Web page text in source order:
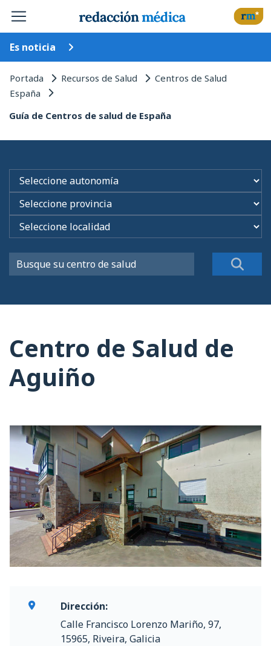
Es noticia
Portada Recursos de Salud Centros de Salud
España
Guía de Centros de salud de España
Centro de Salud de
Aguiño
Dirección:
Calle Francisco Lorenzo Mariño, 97,
15965, Riveira, Galicia